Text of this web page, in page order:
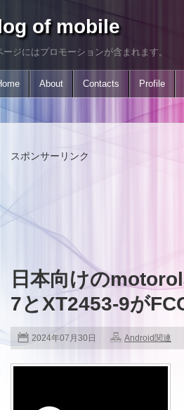
of mobile
ージにはプロモーションが含まれます。
About Contacts Profile
スポンサーリンク
日本向けの
7とXT2453-9が
2024年07月30日 Android関連